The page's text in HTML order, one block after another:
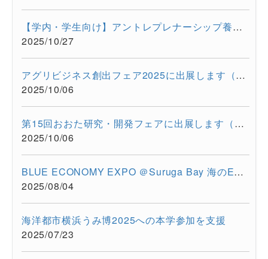
【学内・学生向け】アントレプレナーシップ養成プログラム ビジ...
2025/10/27
アグリビジネス創出フェア2025に出展します（2025/11/26-11/28）
2025/10/06
第15回おおた研究・開発フェアに出展します（2025/10/30-10/31）
2025/10/06
BLUE ECONOMY EXPO ＠Suruga Bay 海のEXPO（2025/7/28-7/29）に超...
2025/08/04
海洋都市横浜うみ博2025への本学参加を支援
2025/07/23